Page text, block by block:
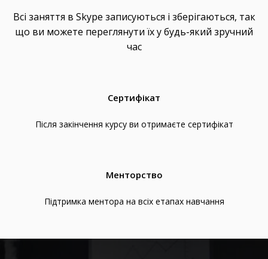
Всі заняття в Skype записуються і зберігаються, так
що ви можете переглянути їх у будь-який зручний
час
Сертифікат
Після закінчення курсу ви отримаєте сертифікат
Менторство
Підтримка ментора на всіх етапах навчання